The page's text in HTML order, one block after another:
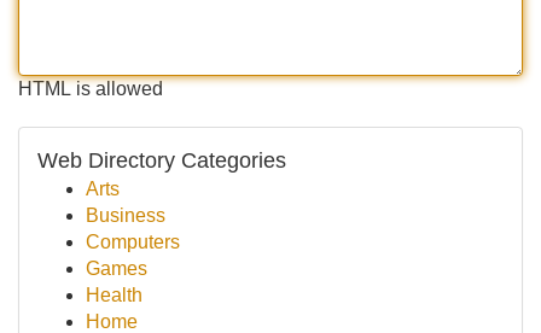
HTML is allowed
Web Directory Categories
Arts
Business
Computers
Games
Health
Home